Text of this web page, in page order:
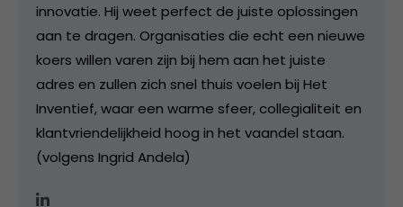
innovatie. Hij weet perfect de juiste oplossingen
aan te dragen. Organisaties die echt een nieuwe
koers willen varen zijn bij hem aan het juiste
adres en zullen zich snel thuis voelen bij Het
Inventief, waar een warme sfeer, collegialiteit en
klantvriendelijkheid hoog in het vaandel staan.
(volgens Ingrid Andela)